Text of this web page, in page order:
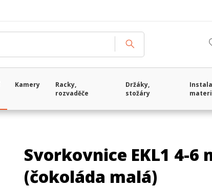
Kamery
Racky,
rozvaděče
Držáky,
stožáry
Svorkovnice EKL1 4-6
(čokoláda malá)